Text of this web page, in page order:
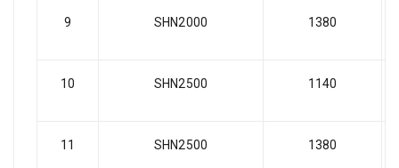
9 SHN2000 1380
10 SHN2500 1140
11 SHN2500 1380